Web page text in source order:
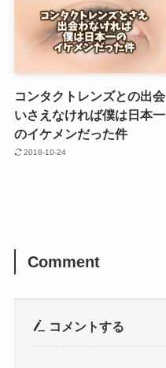
コンタクトレンズとの出会
いさえなければ僕は日本一
のイケメンだった件
2018-10-24
Comment
コメントする